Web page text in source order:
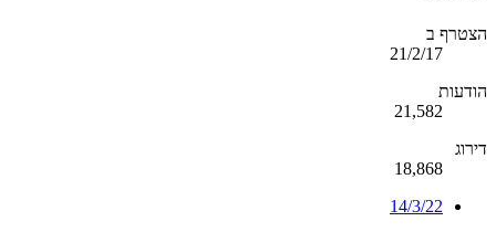
הצטרף ב
21/2/17
הודעות
21,582
דירוג
18,868
14/3/22